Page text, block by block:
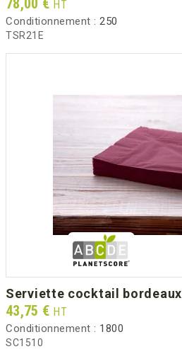
78,00 € HT
Conditionnement : 250
TSR21E
serviette cocktail bordeaux
Prix
43,75 € HT
Conditionnement : 1800
SC1510